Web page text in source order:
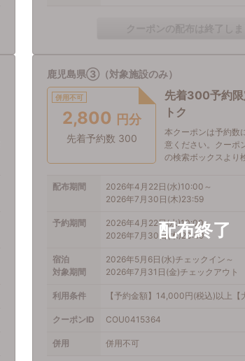
鹿児島県③（対象施設のみ）
併用不可
2,800 円分
先着予約数 300
先着300予約
トク
本クーポンは予約数
意ください。クーポ
の検索ボックスより
配布期間
2026年4月22日(水)10:00～
2026年7月30日(木)23:59
予約期間
2026年4月22日(水)10:00～
2026年7月30日(木)23:59
宿泊
対象期間
2026年5月6日(水)チェックイン～
2026年7月31日(金)チェックアウト
利用条件 【予約金額】14,000円(税込)以上【
クーポンID COU0415364
併用 併用不可